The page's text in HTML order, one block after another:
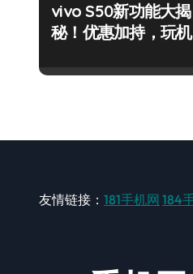
vivo S50新功能大揭
秘！优惠加持，玩机
友情链接： 181手机网 184